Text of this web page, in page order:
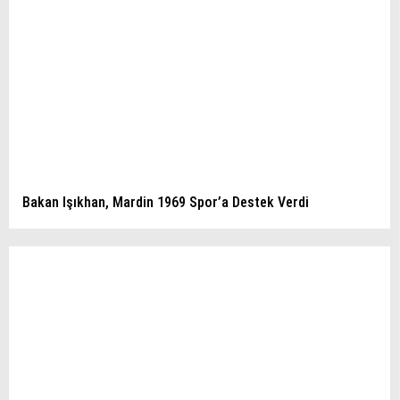
Bakan Işıkhan, Mardin 1969 Spor’a Destek Verdi